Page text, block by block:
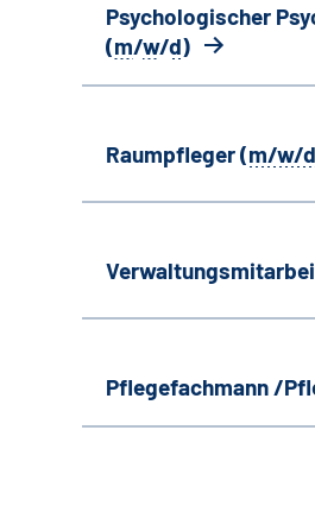
Psychologischer
(m/w/d)
Raumpfleger (m/w/d
Pflegefachmann /